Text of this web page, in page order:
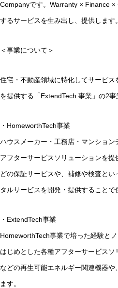
Companyです。Warranty × Finance
するサービスを生み出し、提供しま
＜事業について＞
住宅・不動産領域に特化してサービ
を提供する「ExtendTech 事業」の2事
・HomeworthTech事業
ハウスメーカー・工務店・マンショ
アフターサービスソリューションを
どの保証サービスや、補修や検査と
タルサービスを開発・提供すること
・ExtendTech事業
HomeworthTech事業で培った経験と
はじめとした各種アフターサービス
などの再生可能エネルギー関連機器
ます。